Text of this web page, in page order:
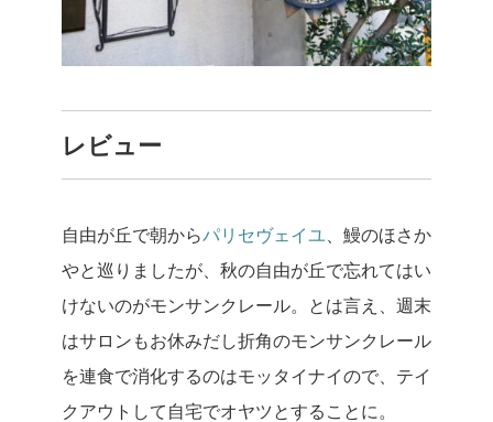
レビュー
自由が丘で朝からパリセヴェイユ 、鰻のほさか
やと巡りましたが、秋の自由が丘で忘れてはい
けないのがモンサンクレール。
とは言え、週末
はサロンもお休みだし折角のモンサンクレール
を連食で消化するのはモッタイナイので、テイ
クアウトして自宅でオヤツとすることに。